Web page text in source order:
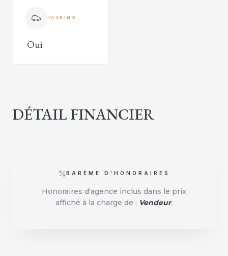
PARKING
Oui
DÉTAIL FINANCIER
BARÈME D'HONORAIRES
Honoraires d'agence inclus dans le prix
affiché à la charge de : Vendeur.